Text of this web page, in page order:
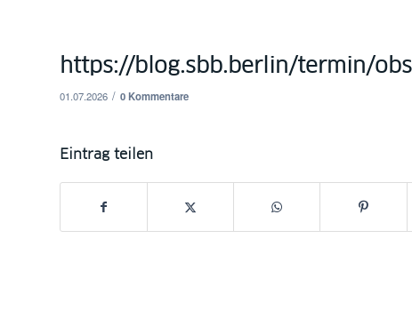
https://blog.sbb.berlin/termin/
01.07.2026 / 0 Kommentare
Eintrag teilen